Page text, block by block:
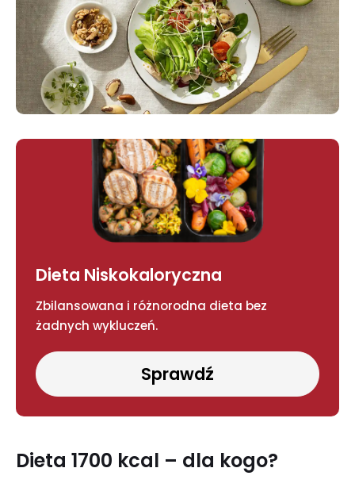
Dieta Niskokaloryczna
Zbilansowana i różnorodna dieta bez
żadnych wykluczeń.
Sprawdź
Dieta 1700 kcal – dla kogo?